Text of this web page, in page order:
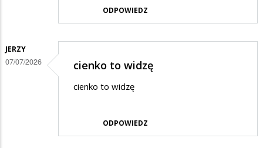
ODPOWIEDZ
JERZY
07/07/2026 cienko to widzę
cienko to widzę
ODPOWIEDZ